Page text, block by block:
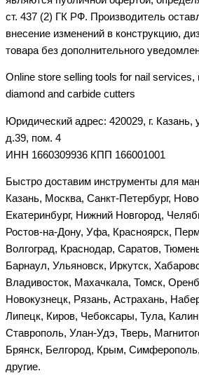
ст. 437 (2) ГК РФ. Производитель
внесение изменений в конструкцию,
товара без дополнительного
Online store selling tools for nail services,
diamond and carbide cutters
Юридический адрес: 420029, г. Казань,
д.39, пом. 4
ИНН 1660309936 КПП 166001001
Быстро доставим инструменты для
Казань, Москва, Санкт-Петербург,
Екатеринбург, Нижний Новгород,
Ростов-на-Дону, Уфа, Красноярск,
Волгоград, Краснодар, Саратов,
Барнаул, Ульяновск, Иркутск,
Владивосток, Махачкала, Томск,
Новокузнецк, Рязань, Астрахань,
Липецк, Киров, Чебоксары, Тула,
Ставрополь, Улан-Удэ, Тверь,
Брянск, Белгород, Крым,
другие.